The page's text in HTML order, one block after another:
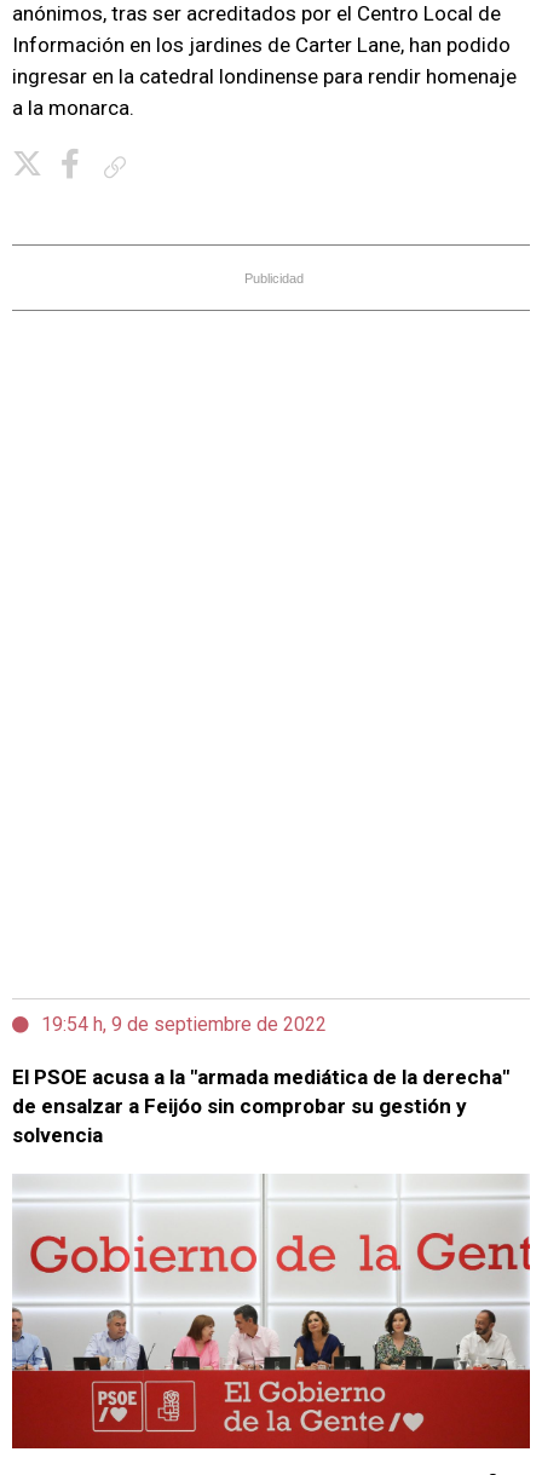
anónimos, tras ser acreditados por el Centro Local de
Información en los jardines de Carter Lane, han podido
ingresar en la catedral londinense para rendir homenaje
a la monarca.
Publicidad
19:54 h, 9 de septiembre de 2022
El PSOE acusa a la "armada mediática de la derecha"
de ensalzar a Feijóo sin comprobar su gestión y
solvencia